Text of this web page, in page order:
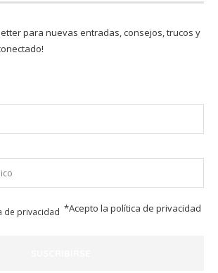
para nuevas entradas, consejos, trucos y
de privacidad *Acepto la política de privacidad